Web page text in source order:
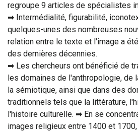
regroupe 9 articles de spécialistes
➡ Intermédialité, figurabilité,
quelques-unes des nombreuses
relation entre le texte et l'image a
des dernières décennies.
➡ Les chercheurs ont bénéficié de
les domaines de l'anthropologie, de
la sémiotique, ainsi que dans des
traditionnels tels que la littérature,
l'histoire culturelle. ➡ En se
images religieux entre 1400 et